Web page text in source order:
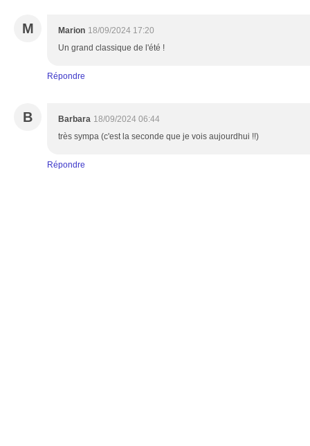
M Marion 18/09/2024 17:20
Un grand classique de l'été !
Répondre
B Barbara 18/09/2024 06:44
très sympa (c'est la seconde que je vois aujourdhui !!)
Répondre